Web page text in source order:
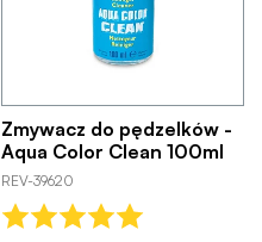
Zmywacz do pędzelków -
Aqua Color Clean 100ml
REV-39620